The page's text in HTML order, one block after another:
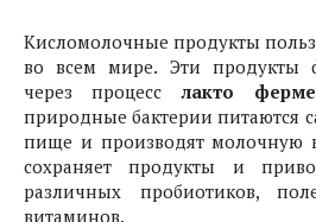
Кисломолочные продукты
во всем мире. Эти продукты
через процесслакто
природные бактерии питаются
пище и производят молочную
сохраняет продукты и
различных пробиотиков,
витаминов.